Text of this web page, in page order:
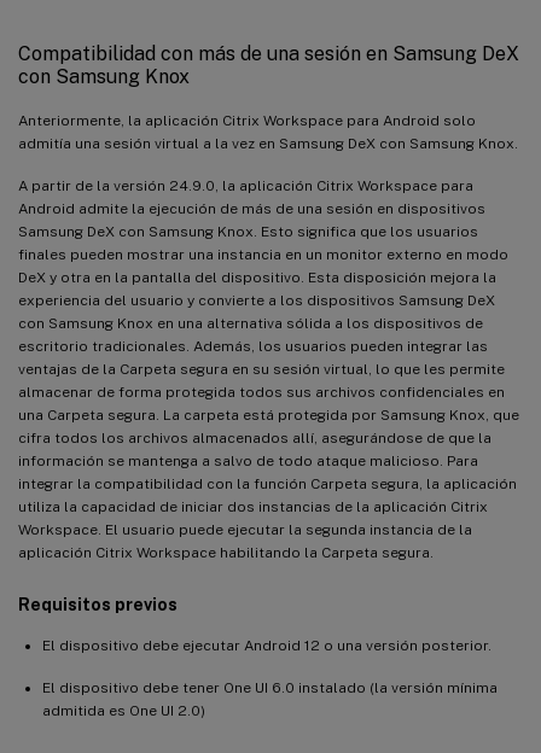
Compatibilidad con más de una sesión en Samsung DeX
con Samsung Knox
Anteriormente, la aplicación Citrix Workspace para Android solo
admitía una sesión virtual a la vez en Samsung DeX con Samsung Knox.
A partir de la versión 24.9.0, la aplicación Citrix Workspace para
Android admite la ejecución de más de una sesión en dispositivos
Samsung DeX con Samsung Knox. Esto significa que los usuarios
finales pueden mostrar una instancia en un monitor externo en modo
DeX y otra en la pantalla del dispositivo. Esta disposición mejora la
experiencia del usuario y convierte a los dispositivos Samsung DeX
con Samsung Knox en una alternativa sólida a los dispositivos de
escritorio tradicionales. Además, los usuarios pueden integrar las
ventajas de la Carpeta segura en su sesión virtual, lo que les permite
almacenar de forma protegida todos sus archivos confidenciales en
una Carpeta segura. La carpeta está protegida por Samsung Knox, que
cifra todos los archivos almacenados allí, asegurándose de que la
información se mantenga a salvo de todo ataque malicioso. Para
integrar la compatibilidad con la función Carpeta segura, la aplicación
utiliza la capacidad de iniciar dos instancias de la aplicación Citrix
Workspace. El usuario puede ejecutar la segunda instancia de la
aplicación Citrix Workspace habilitando la Carpeta segura.
Requisitos previos
El dispositivo debe ejecutar Android 12 o una versión posterior.
El dispositivo debe tener One UI 6.0 instalado (la versión mínima
admitida es One UI 2.0)